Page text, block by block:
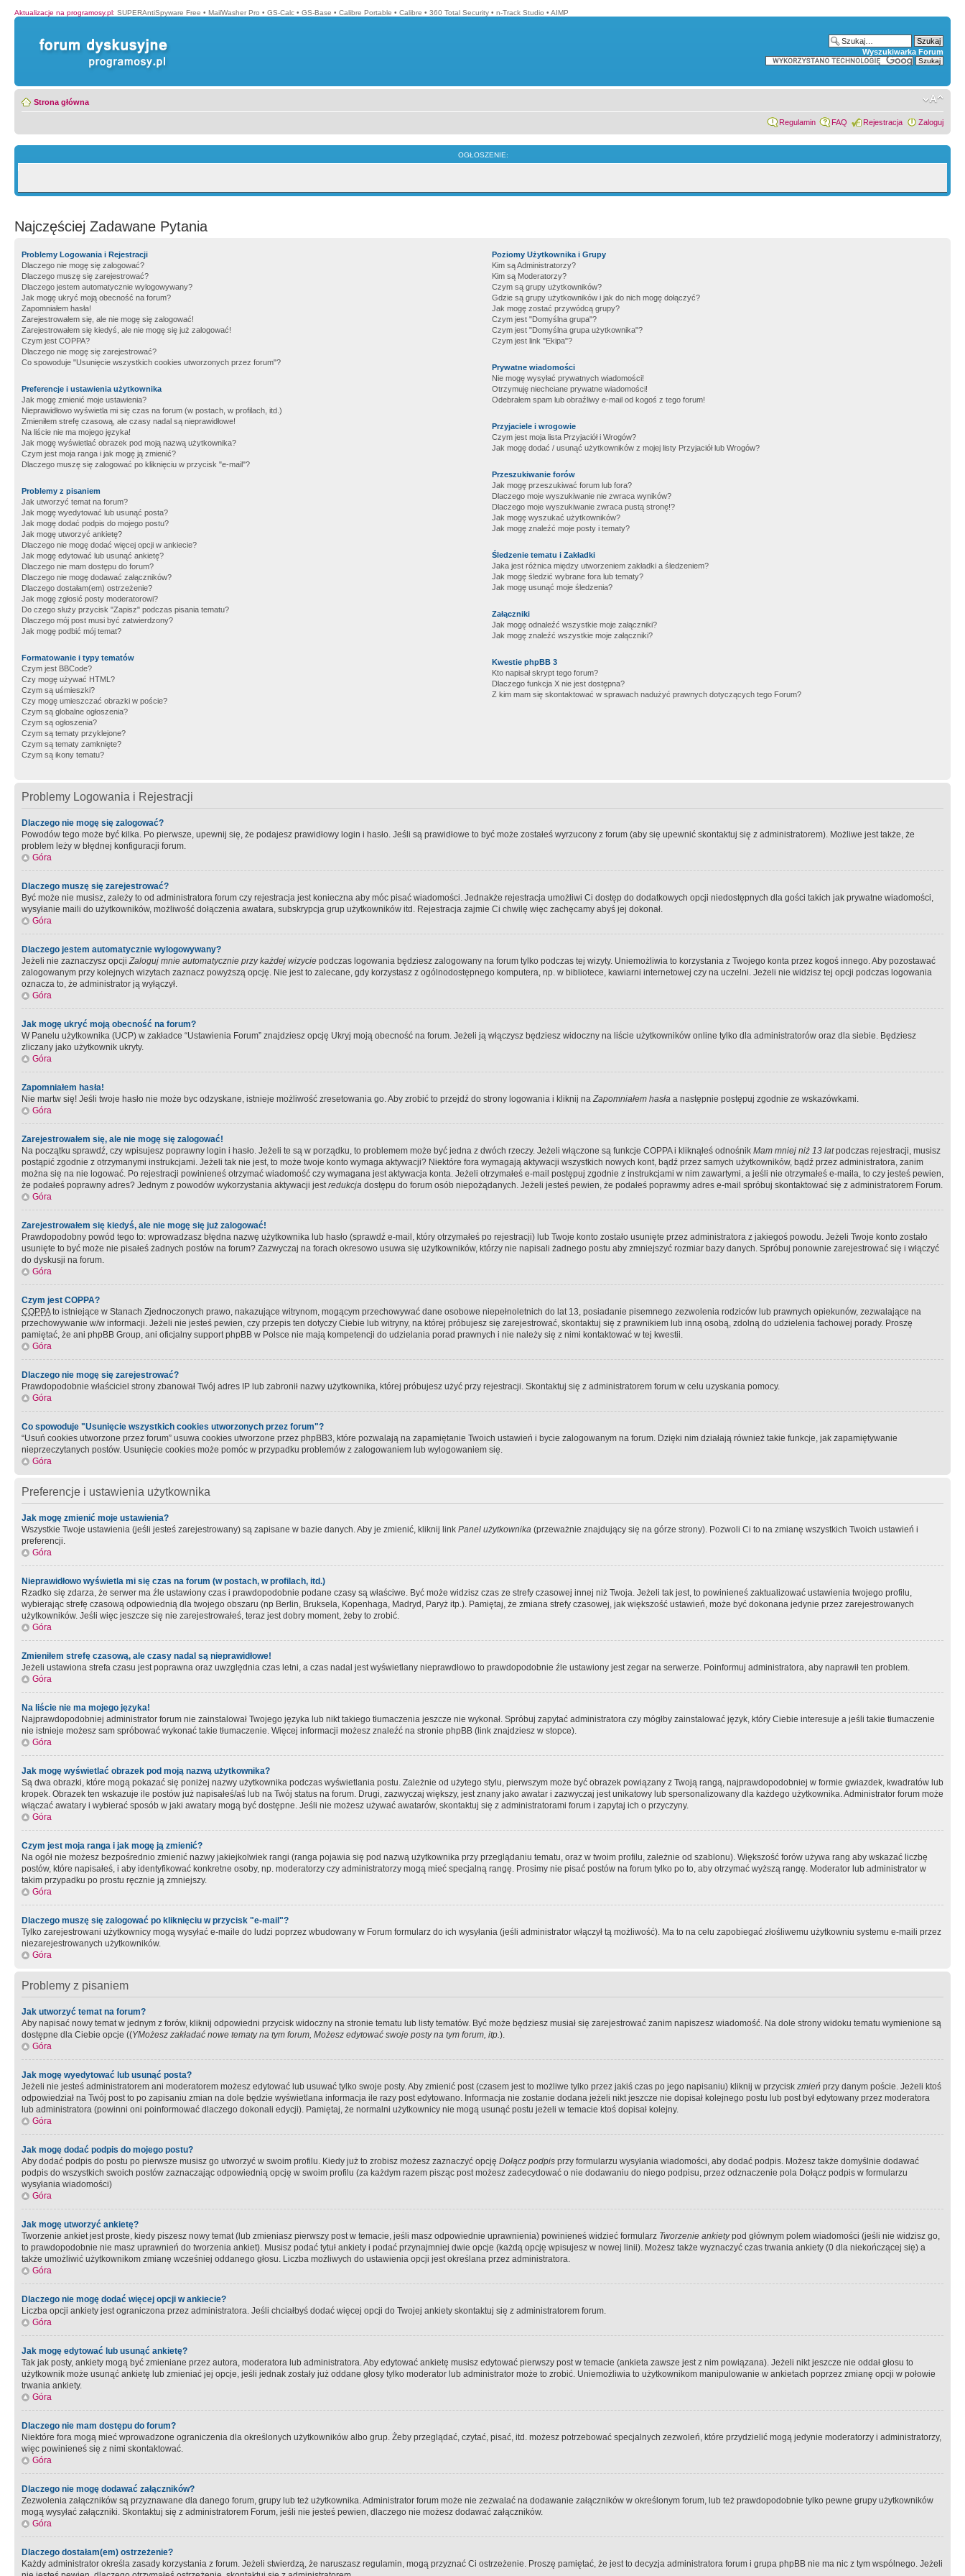
Aktualizacje na programosy.pl: SUPERAntiSpyware Free • MailWasher Pro • GS-Calc • GS-Base • Calibre Portable • Calibre • 360 Total Security • n-Track Studio • AIMP
Wyszukiwarka Forum
Strona główna
Regulamin FAQ Rejestracja Zaloguj
OGŁOSZENIE:
Najczęściej Zadawane Pytania
Problemy Logowania i Rejestracji
Dlaczego nie mogę się zalogować?
Dlaczego muszę się zarejestrować?
Dlaczego jestem automatycznie wylogowywany?
Jak mogę ukryć moją obecność na forum?
Zapomniałem hasła!
Zarejestrowałem się, ale nie mogę się zalogować!
Zarejestrowałem się kiedyś, ale nie mogę się już zalogować!
Czym jest COPPA?
Dlaczego nie mogę się zarejestrować?
Co spowoduje "Usunięcie wszystkich cookies utworzonych przez forum"?
Preferencje i ustawienia użytkownika
Jak mogę zmienić moje ustawienia?
Nieprawidłowo wyświetla mi się czas na forum (w postach, w profilach, itd.)
Zmieniłem strefę czasową, ale czasy nadal są nieprawidłowe!
Na liście nie ma mojego języka!
Jak mogę wyświetlać obrazek pod moją nazwą użytkownika?
Czym jest moja ranga i jak mogę ją zmienić?
Dlaczego muszę się zalogować po kliknięciu w przycisk "e-mail"?
Problemy z pisaniem
Jak utworzyć temat na forum?
Jak mogę wyedytować lub usunąć posta?
Jak mogę dodać podpis do mojego postu?
Jak mogę utworzyć ankietę?
Dlaczego nie mogę dodać więcej opcji w ankiecie?
Jak mogę edytować lub usunąć ankietę?
Dlaczego nie mam dostępu do forum?
Dlaczego nie mogę dodawać załączników?
Dlaczego dostałam(em) ostrzeżenie?
Jak mogę zgłosić posty moderatorowi?
Do czego służy przycisk "Zapisz" podczas pisania tematu?
Dlaczego mój post musi być zatwierdzony?
Jak mogę podbić mój temat?
Formatowanie i typy tematów
Czym jest BBCode?
Czy mogę używać HTML?
Czym są uśmieszki?
Czy mogę umieszczać obrazki w poście?
Czym są globalne ogłoszenia?
Czym są ogłoszenia?
Czym są tematy przyklejone?
Czym są tematy zamknięte?
Czym są ikony tematu?
Poziomy Użytkownika i Grupy
Kim są Administratorzy?
Kim są Moderatorzy?
Czym są grupy użytkowników?
Gdzie są grupy użytkowników i jak do nich mogę dołączyć?
Jak mogę zostać przywódcą grupy?
Czym jest "Domyślna grupa"?
Czym jest "Domyślna grupa użytkownika"?
Czym jest link "Ekipa"?
Prywatne wiadomości
Nie mogę wysyłać prywatnych wiadomości!
Otrzymuję niechciane prywatne wiadomości!
Odebrałem spam lub obraźliwy e-mail od kogoś z tego forum!
Przyjaciele i wrogowie
Czym jest moja lista Przyjaciół i Wrogów?
Jak mogę dodać / usunąć użytkowników z mojej listy Przyjaciół lub Wrogów?
Przeszukiwanie forów
Jak mogę przeszukiwać forum lub fora?
Dlaczego moje wyszukiwanie nie zwraca wyników?
Dlaczego moje wyszukiwanie zwraca pustą stronę!?
Jak mogę wyszukać użytkowników?
Jak mogę znaleźć moje posty i tematy?
Śledzenie tematu i Zakładki
Jaka jest różnica między utworzeniem zakładki a śledzeniem?
Jak mogę śledzić wybrane fora lub tematy?
Jak mogę usunąć moje śledzenia?
Załączniki
Jak mogę odnaleźć wszystkie moje załączniki?
Jak mogę znaleźć wszystkie moje załączniki?
Kwestie phpBB 3
Kto napisał skrypt tego forum?
Dlaczego funkcja X nie jest dostępna?
Z kim mam się skontaktować w sprawach nadużyć prawnych dotyczących tego Forum?
Problemy Logowania i Rejestracji
Dlaczego nie mogę się zalogować?
Powodów tego może być kilka. Po pierwsze, upewnij się, że podajesz prawidłowy login i hasło. Jeśli są prawidłowe to być może zostałeś wyrzucony z forum (aby się upewnić skontaktuj się z administratorem). Możliwe jest także, że
problem leży w błędnej konfiguracji forum.
Góra
Dlaczego muszę się zarejestrować?
Być może nie musisz, zależy to od administratora forum czy rejestracja jest konieczna aby móc pisać wiadomości. Jednakże rejestracja umożliwi Ci dostęp do dodatkowych opcji niedostępnych dla gości takich jak prywatne wiadomości,
wysyłanie maili do użytkowników, możliwość dołączenia awatara, subskrypcja grup użytkowników itd. Rejestracja zajmie Ci chwilę więc zachęcamy abyś jej dokonał.
Góra
Dlaczego jestem automatycznie wylogowywany?
Jeżeli nie zaznaczysz opcjiZaloguj mnie automatycznie przy każdej wizycie podczas logowania będziesz zalogowany na forum tylko podczas tej wizyty. Uniemożliwia to korzystania z Twojego konta przez kogoś innego. Aby pozostawać
zalogowanym przy kolejnych wizytach zaznacz powyższą opcję. Nie jest to zalecane, gdy korzystasz z ogólnodostępnego komputera, np. w bibliotece, kawiarni internetowej czy na uczelni. Jeżeli nie widzisz tej opcji podczas logowania
oznacza to, że administrator ją wyłączył.
Góra
Jak mogę ukryć moją obecność na forum?
W Panelu użytkownika (UCP) w zakładce “Ustawienia Forum” znajdziesz opcję Ukryj moją obecność na forum. Jeżeli ją włączysz będziesz widoczny na liście użytkowników online tylko dla administratorów oraz dla siebie. Będziesz
zliczany jako użytkownik ukryty.
Góra
Zapomniałem hasła!
Nie martw się! Jeśli twoje hasło nie może byc odzyskane, istnieje możliwość zresetowania go. Aby zrobić to przejdź do strony logowania i kliknij naZapomniałem hasła a następnie postępuj zgodnie ze wskazówkami.
Góra
Zarejestrowałem się, ale nie mogę się zalogować!
Na początku sprawdź, czy wpisujesz poprawny login i hasło. Jeżeli te są w porządku, to problemem może być jedna z dwóch rzeczy. Jeżeli włączone są funkcje COPPA i kliknąłeś odnośnik Mam mniej niż 13 latpodczas rejestracji, musisz
postąpić zgodnie z otrzymanymi instrukcjami. Jeżeli tak nie jest, to może twoje konto wymaga aktywacji? Niektóre fora wymagają aktywacji wszystkich nowych kont, bądź przez samych użytkowników, bądź przez administratora, zanim
można się na nie logować. Po rejestracji powinieneś otrzymać wiadomość czy wymagana jest aktywacja konta. Jeżeli otrzymałeś e-mail postępuj zgodnie z instrukcjami w nim zawartymi, a jeśli nie otrzymałeś e-maila, to czy jesteś pewien,
że podałeś poprawny adres? Jednym z powodów wykorzystania aktywacji jestredukcja dostępu do forum osób niepożądanych. Jeżeli jesteś pewien, że podałeś poprawmy adres e-mail spróbuj skontaktować się z administratorem Forum.
Góra
Zarejestrowałem się kiedyś, ale nie mogę się już zalogować!
Prawdopodobny powód tego to: wprowadzasz błędna nazwę użytkownika lub hasło (sprawdź e-mail, który otrzymałeś po rejestracji) lub Twoje konto zostało usunięte przez administratora z jakiegoś powodu. Jeżeli Twoje konto zostało
usunięte to być może nie pisałeś żadnych postów na forum? Zazwyczaj na forach okresowo usuwa się użytkowników, którzy nie napisali żadnego postu aby zmniejszyć rozmiar bazy danych. Spróbuj ponownie zarejestrować się i włączyć
do dyskusji na forum.
Góra
Czym jest COPPA?
COPPAto istniejące w Stanach Zjednoczonych prawo, nakazujące witrynom, mogącym przechowywać dane osobowe niepełnoletnich do lat 13, posiadanie pisemnego zezwolenia rodziców lub prawnych opiekunów, zezwalające na
przechowywanie w/w informacji. Jeżeli nie jesteś pewien, czy przepis ten dotyczy Ciebie lub witryny, na której próbujesz się zarejestrować, skontaktuj się z prawnikiem lub inną osobą, zdolną do udzielenia fachowej porady. Proszę
pamiętać, że ani phpBB Group, ani oficjalny support phpBB w Polsce nie mają kompetencji do udzielania porad prawnych i nie należy się z nimi kontaktować w tej kwestii.
Góra
Dlaczego nie mogę się zarejestrować?
Prawdopodobnie właściciel strony zbanował Twój adres IP lub zabronił nazwy użytkownika, której próbujesz użyć przy rejestracji. Skontaktuj się z administratorem forum w celu uzyskania pomocy.
Góra
Co spowoduje "Usunięcie wszystkich cookies utworzonych przez forum"?
“Usuń cookies utworzone przez forum” usuwa cookies utworzone przez phpBB3, które pozwalają na zapamiętanie Twoich ustawień i bycie zalogowanym na forum. Dzięki nim działają również takie funkcje, jak zapamiętywanie
nieprzeczytanych postów. Usunięcie cookies może pomóc w przypadku problemów z zalogowaniem lub wylogowaniem się.
Góra
Preferencje i ustawienia użytkownika
Jak mogę zmienić moje ustawienia?
Wszystkie Twoje ustawienia (jeśli jesteś zarejestrowany) są zapisane w bazie danych. Aby je zmienić, kliknij link Panel użytkownika (przeważnie znajdujący się na górze strony). Pozwoli Ci to na zmianę wszystkich Twoich ustawień i
preferencji.
Góra
Nieprawidłowo wyświetla mi się czas na forum (w postach, w profilach, itd.)
Rzadko się zdarza, że serwer ma źle ustawiony czas i prawdopodobnie podane czasy są właściwe. Być może widzisz czas ze strefy czasowej innej niż Twoja. Jeżeli tak jest, to powinieneś zaktualizować ustawienia twojego profilu,
wybierając strefę czasową odpowiednią dla twojego obszaru (np Berlin, Bruksela, Kopenhaga, Madryd, Paryż itp.). Pamiętaj, że zmiana strefy czasowej, jak większość ustawień, może być dokonana jedynie przez zarejestrowanych
użytkowników. Jeśli więc jeszcze się nie zarejestrowałeś, teraz jest dobry moment, żeby to zrobić.
Góra
Zmieniłem strefę czasową, ale czasy nadal są nieprawidłowe!
Jeżeli ustawiona strefa czasu jest poprawna oraz uwzględnia czas letni, a czas nadal jest wyświetlany nieprawdłowo to prawdopodobnie źle ustawiony jest zegar na serwerze. Poinformuj administratora, aby naprawił ten problem.
Góra
Na liście nie ma mojego języka!
Najprawdopodobniej administrator forum nie zainstalował Twojego języka lub nikt takiego tłumaczenia jeszcze nie wykonał. Spróbuj zapytać administratora czy mógłby zainstalować język, który Ciebie interesuje a jeśli takie tłumaczenie
nie istnieje możesz sam spróbować wykonać takie tłumaczenie. Więcej informacji możesz znaleźć na stronie phpBB (link znajdziesz w stopce).
Góra
Jak mogę wyświetlać obrazek pod moją nazwą użytkownika?
Są dwa obrazki, które mogą pokazać się poniżej nazwy użytkownika podczas wyświetlania postu. Zależnie od użytego stylu, pierwszym może być obrazek powiązany z Twoją rangą, najprawdopodobniej w formie gwiazdek, kwadratów lub
kropek. Obrazek ten wskazuje ile postów już napisałeś/aś lub na Twój status na forum. Drugi, zazwyczaj większy, jest znany jako awatar i zazwyczaj jest unikatowy lub spersonalizowany dla każdego użytkownika. Administrator forum może
włączać awatary i wybierać sposób w jaki awatary mogą być dostępne. Jeśli nie możesz używać awatarów, skontaktuj się z administratorami forum i zapytaj ich o przyczyny.
Góra
Czym jest moja ranga i jak mogę ją zmienić?
Na ogół nie możesz bezpośrednio zmienić nazwy jakiejkolwiek rangi (ranga pojawia się pod nazwą użytkownika przy przeglądaniu tematu, oraz w twoim profilu, zależnie od szablonu). Większość forów używa rang aby wskazać liczbę
postów, które napisałeś, i aby identyfikować konkretne osoby, np. moderatorzy czy administratorzy mogą mieć specjalną rangę. Prosimy nie pisać postów na forum tylko po to, aby otrzymać wyższą rangę. Moderator lub administrator w
takim przypadku po prostu ręcznie ją zmniejszy.
Góra
Dlaczego muszę się zalogować po kliknięciu w przycisk "e-mail"?
Tylko zarejestrowani użytkownicy mogą wysyłać e-maile do ludzi poprzez wbudowany w Forum formularz do ich wysyłania (jeśli administrator włączył tą możliwość). Ma to na celu zapobiegać złośliwemu użytkowniu systemu e-maili przez
niezarejestrowanych użytkowników.
Góra
Problemy z pisaniem
Jak utworzyć temat na forum?
Aby napisać nowy temat w jednym z forów, kliknij odpowiedni przycisk widoczny na stronie tematu lub listy tematów. Być może będziesz musiał się zarejestrować zanim napiszesz wiadomość. Na dole strony widoku tematu wymienione są
dostępne dla Ciebie opcje ((YMożesz zakładać nowe tematy na tym forum, Możesz edytować swoje posty na tym forum, itp.).
Góra
Jak mogę wyedytować lub usunąć posta?
Jeżeli nie jesteś administratorem ani moderatorem możesz edytować lub usuwać tylko swoje posty. Aby zmienić post (czasem jest to możliwe tylko przez jakiś czas po jego napisaniu) kliknij w przycisk zmień przy danym poście. Jeżeli ktoś
odpowiedział na Twój post to po zapisaniu zmian na dole będzie wyświetlana informacja ile razy post edytowano. Informacja nie zostanie dodana jeżeli nikt jeszcze nie dopisał kolejnego postu lub post był edytowany przez moderatora
lub administratora (powinni oni poinformować dlaczego dokonali edycji). Pamiętaj, że normalni użytkownicy nie mogą usunąć postu jeżeli w temacie ktoś dopisał kolejny.
Góra
Jak mogę dodać podpis do mojego postu?
Aby dodać podpis do postu po pierwsze musisz go utworzyć w swoim profilu. Kiedy już to zrobisz możesz zaznaczyć opcję Dołącz podpis przy formularzu wysyłania wiadomości, aby dodać podpis. Możesz także domyślnie dodawać
podpis do wszystkich swoich postów zaznaczając odpowiednią opcję w swoim profilu (za każdym razem pisząc post możesz zadecydować o nie dodawaniu do niego podpisu, przez odznaczenie pola Dołącz podpis w formularzu
wysyłania wiadomości)
Góra
Jak mogę utworzyć ankietę?
Tworzenie ankiet jest proste, kiedy piszesz nowy temat (lub zmieniasz pierwszy post w temacie, jeśli masz odpowiednie uprawnienia) powinieneś widzieć formularz Tworzenie ankietypod głównym polem wiadomości (jeśli nie widzisz go,
to prawdopodobnie nie masz uprawnień do tworzenia ankiet). Musisz podać tytuł ankiety i podać przynajmniej dwie opcje (każdą opcję wpisujesz w nowej linii). Możesz także wyznaczyć czas trwania ankiety (0 dla niekończącej się) a
także umożliwić użytkownikom zmianę wcześniej oddanego głosu. Liczba możliwych do ustawienia opcji jest określana przez administratora.
Góra
Dlaczego nie mogę dodać więcej opcji w ankiecie?
Liczba opcji ankiety jest ograniczona przez administratora. Jeśli chciałbyś dodać więcej opcji do Twojej ankiety skontaktuj się z administratorem forum.
Góra
Jak mogę edytować lub usunąć ankietę?
Tak jak posty, ankiety mogą być zmieniane przez autora, moderatora lub administratora. Aby edytować ankietę musisz edytować pierwszy post w temacie (ankieta zawsze jest z nim powiązana). Jeżeli nikt jeszcze nie oddał głosu to
użytkownik może usunąć ankietę lub zmieniać jej opcje, jeśli jednak zostały już oddane głosy tylko moderator lub administrator może to zrobić. Uniemożliwia to użytkownikom manipulowanie w ankietach poprzez zmianę opcji w połowie
trwania ankiety.
Góra
Dlaczego nie mam dostępu do forum?
Niektóre fora mogą mieć wprowadzone ograniczenia dla określonych użytkowników albo grup. Żeby przeglądać, czytać, pisać, itd. możesz potrzebować specjalnych zezwoleń, które przydzielić mogą jedynie moderatorzy i administratorzy,
więc powinieneś się z nimi skontaktować.
Góra
Dlaczego nie mogę dodawać załączników?
Zezwolenia załączników są przyznawane dla danego forum, grupy lub też użytkownika. Administrator forum może nie zezwalać na dodawanie załączników w określonym forum, lub też prawdopodobnie tylko pewne grupy użytkowników
mogą wysyłać załączniki. Skontaktuj się z administratorem Forum, jeśli nie jesteś pewien, dlaczego nie możesz dodawać załączników.
Góra
Dlaczego dostałam(em) ostrzeżenie?
Każdy administrator określa zasady korzystania z forum. Jeżeli stwierdzą, że naruszasz regulamin, mogą przyznać Ci ostrzeżenie. Proszę pamiętać, że jest to decyzja administratora forum i grupa phpBB nie ma nic z tym wspólnego. Jeżeli